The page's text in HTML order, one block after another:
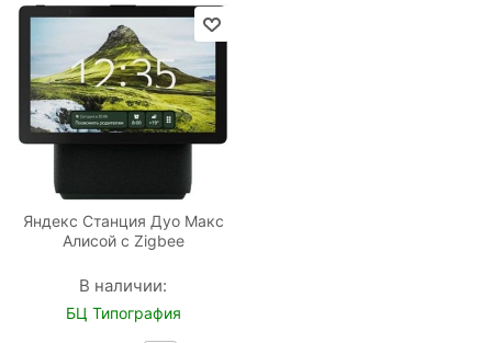
Яндекс Станция Дуо Макс
Алисой с Zigbee
В наличии:
БЦ Типография